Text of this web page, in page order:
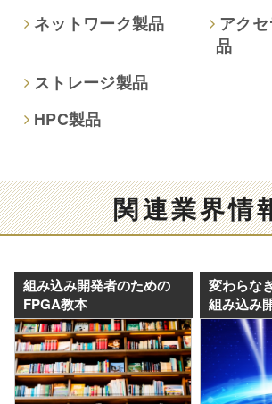
ネットワーク製品
アク
品
ストレージ製品
HPC製品
関連業界情
組み込み開発者のための
FPGA教本
変わらな
組み込み